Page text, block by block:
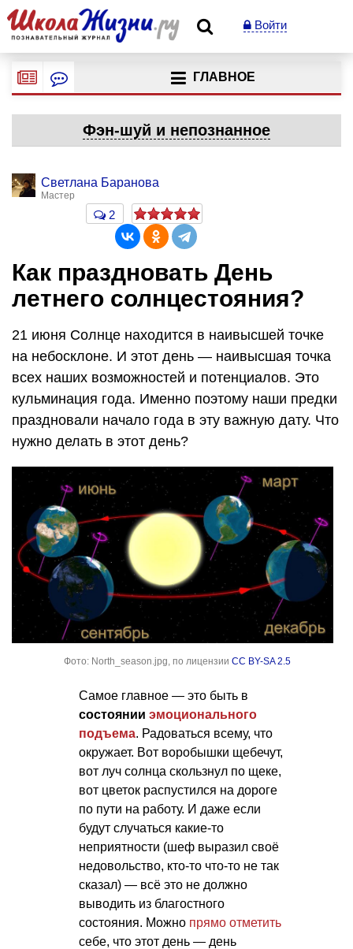
Войти
ГЛАВНОЕ
Фэн-шуй и непознанное
Светлана Баранова
Мастер
2
Как праздновать День
летнего солнцестояния?
21 июня Солнце находится в наивысшей точке
на небосклоне. И этот день — наивысшая точка
всех наших возможностей и потенциалов. Это
кульминация года. Именно поэтому наши предки
праздновали начало года в эту важную дату. Что
нужно делать в этот день?
Фото: North_season.jpg, по лицензии CC BY-SA 2.5
Самое главное — это быть в
состоянии эмоционального
подъема. Радоваться всему, что
окружает. Вот воробышки щебечут,
вот луч солнца скользнул по щеке,
вот цветок распустился на дороге
по пути на работу. И даже если
будут случаться какие-то
неприятности (шеф выразил своё
недовольство, кто-то что-то не так
сказал) — всё это не должно
выводить из благостного
состояния. Можно прямо отметить
себе, что этот день — день